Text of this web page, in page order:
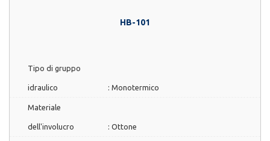
HB-101
Tipo di gruppo
idraulico : Monotermico
Materiale
dell'involucro : Ottone